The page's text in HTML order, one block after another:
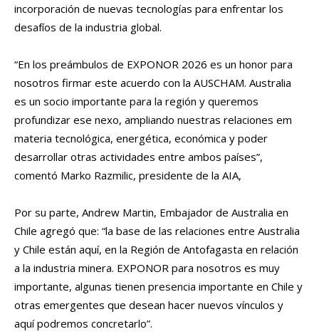
incorporación de nuevas tecnologías para enfrentar los
desafíos de la industria global.
“En los preámbulos de EXPONOR 2026 es un honor para
nosotros firmar este acuerdo con la AUSCHAM. Australia
es un socio importante para la región y queremos
profundizar ese nexo, ampliando nuestras relaciones em
materia tecnológica, energética, económica y poder
desarrollar otras actividades entre ambos países”,
comentó Marko Razmilic, presidente de la AIA,
Por su parte, Andrew Martin, Embajador de Australia en
Chile agregó que: “la base de las relaciones entre Australia
y Chile están aquí, en la Región de Antofagasta en relación
a la industria minera. EXPONOR para nosotros es muy
importante, algunas tienen presencia importante en Chile y
otras emergentes que desean hacer nuevos vínculos y
aquí podremos concretarlo”.